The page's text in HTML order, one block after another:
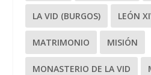
LA VID (BURGOS) LEÓN
MATRIMONIO MISIÓN
MONASTERIO DE LA VID